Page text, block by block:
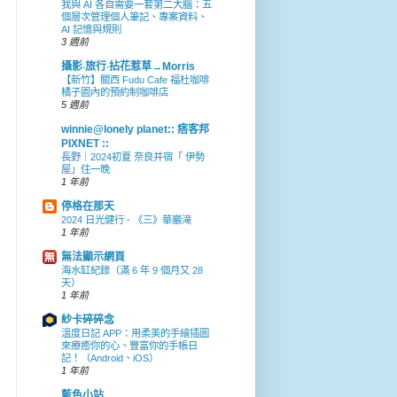
我與 AI 各自需要一套第二大腦：五
個層次管理個人筆記、專案資料、
AI 記憶與規則
3 週前
攝影‧旅行‧拈花惹草→Morris
【新竹】關西 Fudu Cafe 福杜咖啡
橘子園內的預約制咖啡店
5 週前
winnie@lonely planet:: 痞客邦
PIXNET ::
長野｜2024初夏 奈良井宿「 伊勢
屋」住一晚
1 年前
停格在那天
2024 日光健行 - 《三》華巖滝
1 年前
無法顯示網頁
海水缸紀錄（滿 6 年 9 個月又 28
天）
1 年前
紗卡碎碎念
溫度日記 APP：用柔美的手繪插圖
來療癒你的心、豐富你的手帳日
記！（Android、iOS）
1 年前